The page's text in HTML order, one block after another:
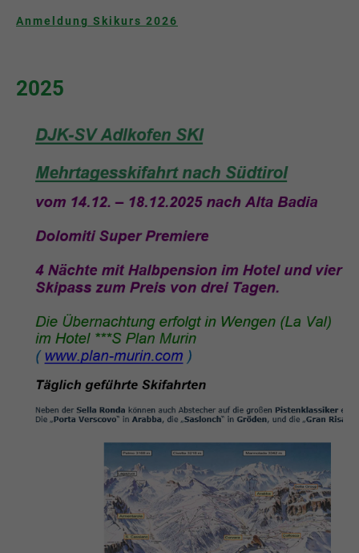
Anmeldung Skikurs 2026
2025